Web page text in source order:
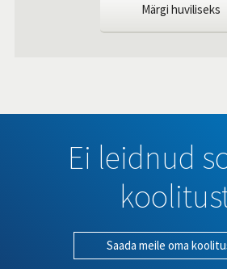
Märgi huviliseks
Ei leidnud
Saada meile oma